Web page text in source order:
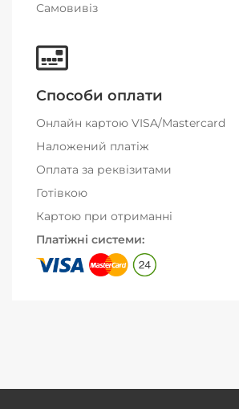
Самовивіз
Способи оплати
Онлайн картою VISA/Mastercard
Наложений платіж
Оплата за реквізитами
Готівкою
Картою при отриманні
Платіжні системи: